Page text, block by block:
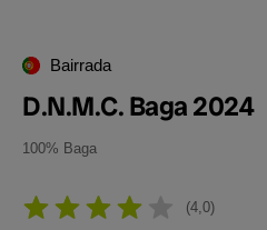
Bairrada
D.N.M.C. Baga 2024
100% Baga
4,0